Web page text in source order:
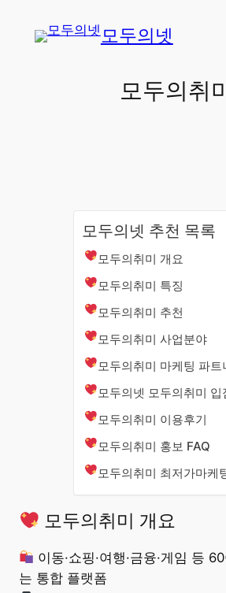
모두의넷
모두의취
모두의넷 추천 목록
모두의취미 개요
모두의취미 특징
모두의취미 추천
모두의취미 사업분야
모두의취미 마케팅 파트
모두의넷 모두의취미 입
모두의취미 이용후기
모두의취미 홍보 FAQ
모두의취미 최저가마케
모두의취미 개요
이동·쇼핑·여행·금융·게임 등
는 통합 플랫폼